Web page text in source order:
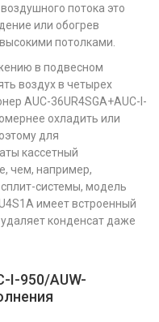
потока это
или обогрев
потолками.
в подвесном
воздух в четырех
AUC-36UR4SGA+AUC-I-
охладить или
для
кассетный
чем, например,
системы, модель
имеет встроенный
конденсат даже
I-950/AUW-